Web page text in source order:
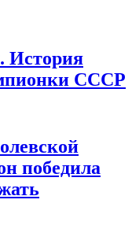
История
СССР
победила